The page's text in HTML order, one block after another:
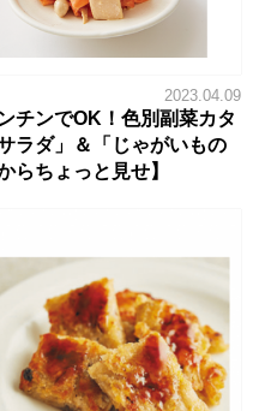
2023.04.09
チンでOK！色別副菜カタ
ラダ」＆「じゃがいもの
らちょっと見せ】